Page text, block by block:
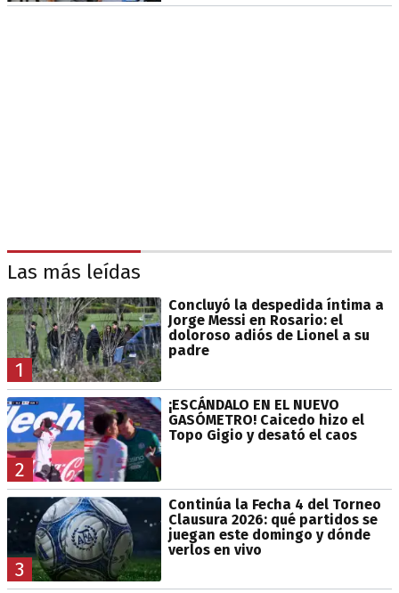
Las más leídas
1
Concluyó la despedida íntima a
Jorge Messi en Rosario: el
doloroso adiós de Lionel a su
padre
2
¡ESCÁNDALO EN EL NUEVO
GASÓMETRO! Caicedo hizo el
Topo Gigio y desató el caos
3
Continúa la Fecha 4 del Torneo
Clausura 2026: qué partidos se
juegan este domingo y dónde
verlos en vivo